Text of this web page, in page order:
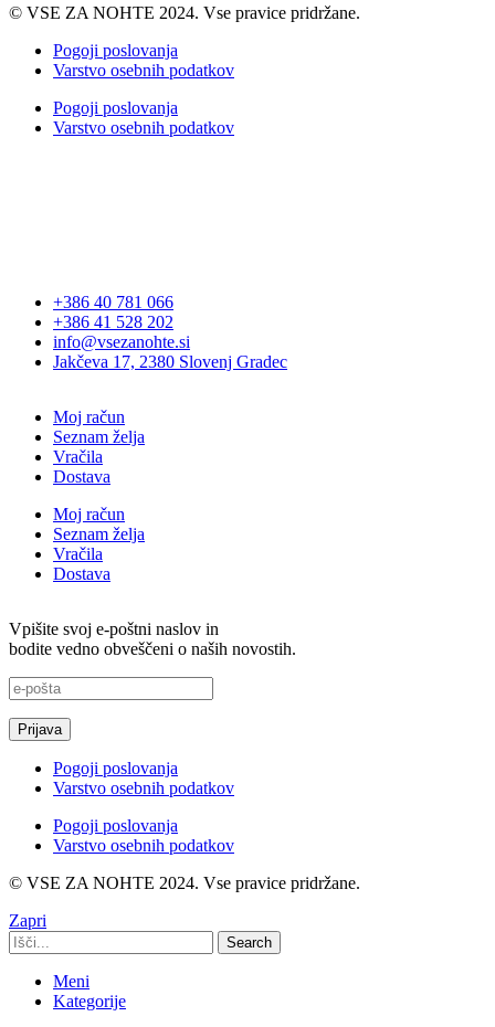
© VSE ZA NOHTE 2024. Vse pravice pridržane.
Pogoji poslovanja
Varstvo osebnih podatkov
Pogoji poslovanja
Varstvo osebnih podatkov
+386 40 781 066
+386 41 528 202
info@vsezanohte.si
Jakčeva 17, 2380 Slovenj Gradec
Moj račun
Seznam želja
Vračila
Dostava
Moj račun
Seznam želja
Vračila
Dostava
Vpišite svoj e-poštni naslov in
bodite vedno obveščeni o naših novostih.
Pogoji poslovanja
Varstvo osebnih podatkov
Pogoji poslovanja
Varstvo osebnih podatkov
© VSE ZA NOHTE 2024. Vse pravice pridržane.
Zapri
Search
Meni
Kategorije